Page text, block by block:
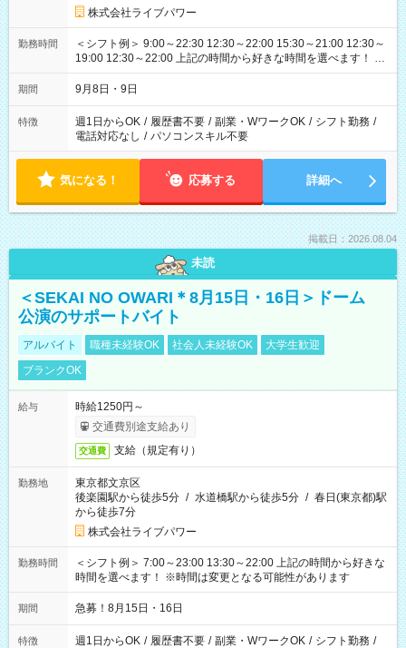
株式会社ライブパワー
勤務時間
＜シフト例＞ 9:00～22:30 12:30～22:00 15:30～21:00 12:30～
19:00 12:30～22:00 上記の時間から好きな時間を選べます！ ※
時間は変更となる可能性があります
期間 9月8日・9日
特徴 週1日からOK / 履歴書不要 / 副業・WワークOK / シフト勤務 /
電話対応なし / パソコンスキル不要
気になる！ 応募する 詳細へ
掲載日：2026.08.04
未読
＜SEKAI NO OWARI＊8月15日・16日＞ドーム
公演のサポートバイト
アルバイト 職種未経験OK 社会人未経験OK
大学生歓迎
ブランクOK
給与
時給1250円～
交通費別途支給あり
交通費 支給（規定有り）
勤務地
東京都文京区
後楽園駅から徒歩5分 / 水道橋駅から徒歩5分 / 春日(東京都)駅
から徒歩7分
株式会社ライブパワー
勤務時間
＜シフト例＞ 7:00～23:00 13:30～22:00 上記の時間から好きな
時間を選べます！ ※時間は変更となる可能性があります
期間 急募！8月15日・16日
特徴 週1日からOK / 履歴書不要 / 副業・WワークOK / シフト勤務 /